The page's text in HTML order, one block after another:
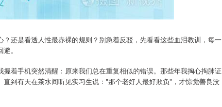
还是看透人性最赤裸的规则？别急着反驳，先看看这些血泪教训，每一
。
着手机突然清醒：原来我们总在重复相似的错误。那些年我掏心掏肺证
到有天在茶水间听见实习生说："那个老好人最好欺负"，才惊觉善良没